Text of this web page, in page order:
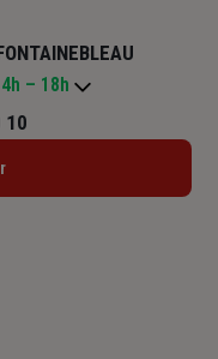
Ouvert 09h – 12h / 14h – 18h
– 18h
10